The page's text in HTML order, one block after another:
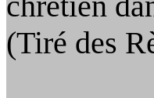
(Tiré des